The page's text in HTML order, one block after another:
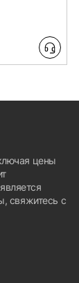
цены
свяжитесь с